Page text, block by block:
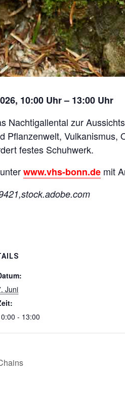
10:00 Uhr – 13:00 Uhr
Nachtigallental zur
Pflanzenwelt,
festes Schuhwerk.
www.vhs-bonn.de mit
Juni
- 13:00